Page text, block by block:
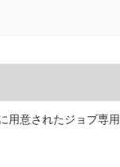
用意されたジョブ専用